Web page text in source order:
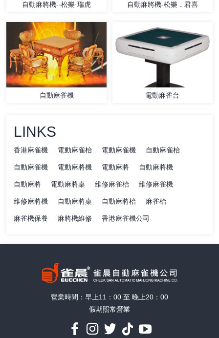
自動麻將機--松樂·瑞虎 自動麻將機-松樂．君喜
自動麻雀機 電動麻雀台
LINKS
香港麻雀機 電動麻雀枱 電動麻雀機 自動麻雀枱
自動麻雀機 電動麻將機 電動麻將 自動麻將機
自動麻將 電動麻將桌 維修麻雀枱 維修麻雀機
維修麻將機 自動麻將桌 自動麻將枱 麻雀枱
麻雀機保養 麻將機維修 香港麻雀機公司
營業時間：早上11：00 至 晚上20：00
假期照常營業